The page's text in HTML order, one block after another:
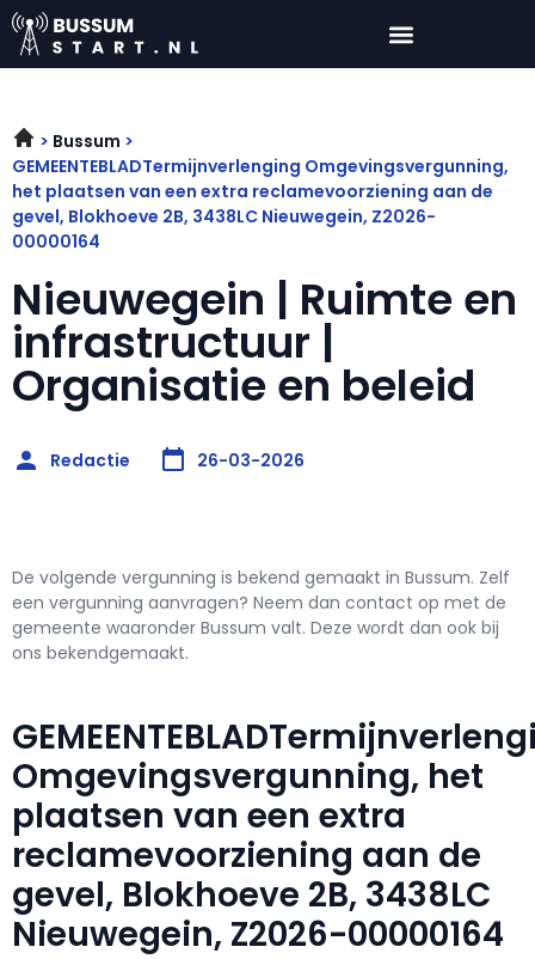
Bussum
GEMEENTEBLADTermijnverlenging Omgevingsvergunning,
het plaatsen van een extra reclamevoorziening aan de
gevel, Blokhoeve 2B, 3438LC Nieuwegein, Z2026-
00000164
Nieuwegein | Ruimte en
infrastructuur |
Organisatie en beleid
Redactie 26-03-2026
De volgende vergunning is bekend gemaakt in Bussum. Zelf
een vergunning aanvragen? Neem dan contact op met de
gemeente waaronder Bussum valt. Deze wordt dan ook bij
ons bekendgemaakt.
Omgevingsvergunning, het
plaatsen van een extra
reclamevoorziening aan de
gevel, Blokhoeve 2B, 3438LC
Nieuwegein, Z2026-00000164